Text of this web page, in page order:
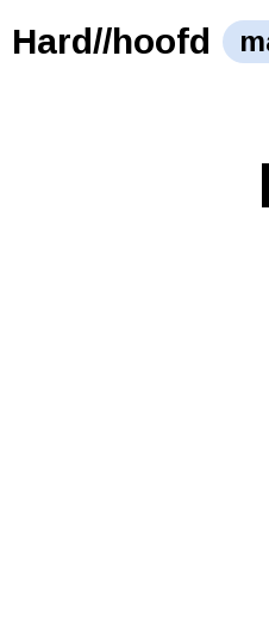
Hard//hoofd